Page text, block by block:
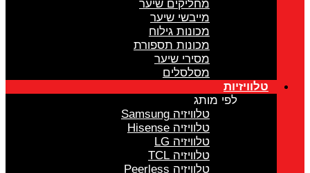
מחליקים שיער
מייבשי שיער
מכונות גילוח
מכונות תספורת
מסירי שיער
מסלסלים
טלוויזיות
לפי מותג
טלוויזיה Samsung
טלוויזיה Hisense
טלוויזיה LG
טלוויזיה TCL
טלוויזיה Peerless